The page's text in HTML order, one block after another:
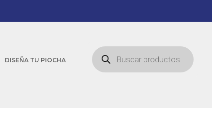
DISEÑA TU PIOCHA
Búsqueda
de
productos